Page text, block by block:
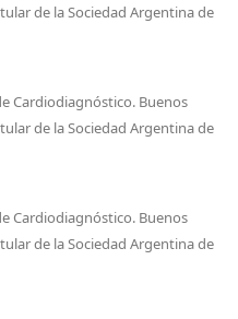
de la Sociedad Argentina de
Cardiodiagnóstico. Buenos
de la Sociedad Argentina de
Cardiodiagnóstico. Buenos
de la Sociedad Argentina de